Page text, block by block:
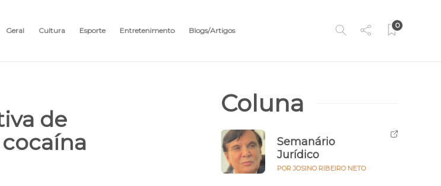
Geral Cultura Esporte Entretenimento Blogs/Artigos
0
de
Coluna
Semanário
Jurídico
POR JOSINO RIBEIRO NETO